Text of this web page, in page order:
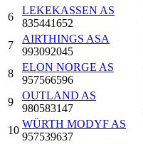
6
LEKEKASSEN AS
835441652
7
AIRTHINGS ASA
993092045
8
ELON NORGE AS
957566596
9
OUTLAND AS
980583147
10
WÜRTH MODYF AS
957539637